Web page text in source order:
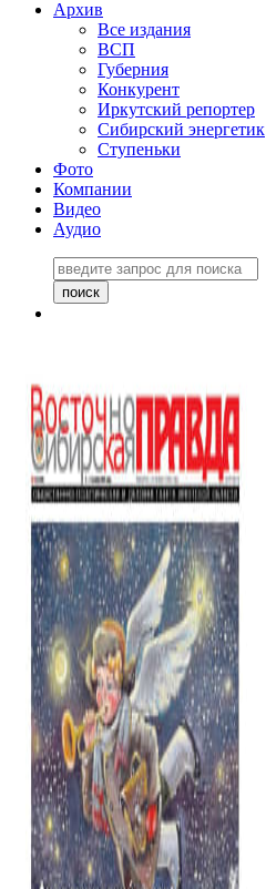
Архив
Все издания
ВСП
Губерния
Конкурент
Иркутский репортер
Сибирский энергетик
Ступеньки
Фото
Компании
Видео
Аудио